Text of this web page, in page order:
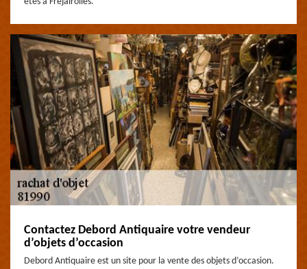
Contactez Debord Antiquaire votre vendeur
d’objets d’occasion
Debord Antiquaire est un site pour la vente des objets d’occasion.